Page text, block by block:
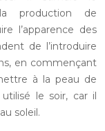
production de
l’apparence des
de l’introduire
en commençant
à la peau de
le soir, car il
soleil.